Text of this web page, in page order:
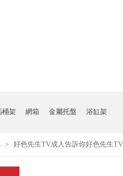
桶架 網箱 金屬托盤 浴缸架
> 好色先生TV成人告訴你好色先生